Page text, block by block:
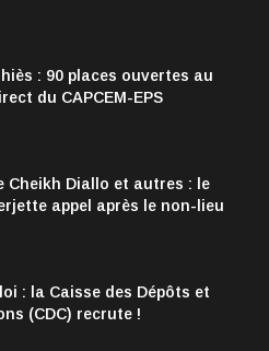
: 90 places ouvertes au
du CAPCEM-EPS
Cheikh Diallo et autres : le
appel après le non-lieu
: la Caisse des Dépôts et
(CDC) recrute !